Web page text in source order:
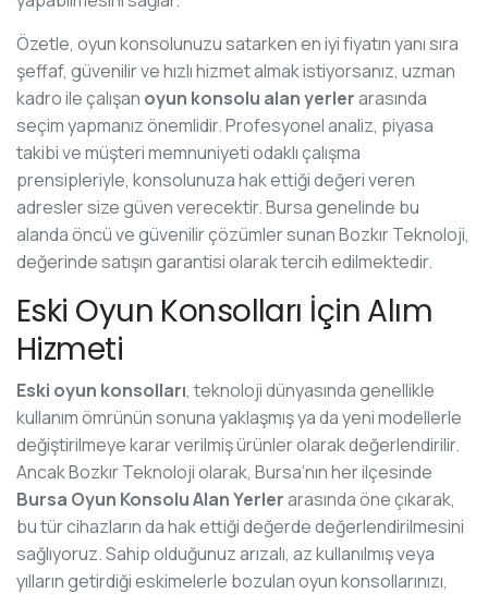
Özetle, oyun konsolunuzu satarken en iyi fiyatın yanı sıra
şeffaf, güvenilir ve hızlı hizmet almak istiyorsanız, uzman
kadro ile çalışan oyun konsolu alan yerlerarasında
seçim yapmanız önemlidir. Profesyonel analiz, piyasa
takibi ve müşteri memnuniyeti odaklı çalışma
prensipleriyle, konsolunuza hak ettiği değeri veren
adresler size güven verecektir. Bursa genelinde bu
alanda öncü ve güvenilir çözümler sunan Bozkır Teknoloji,
değerinde satışın garantisi olarak tercih edilmektedir.
Eski Oyun Konsolları İçin Alım
Hizmeti
Eski oyun konsolları, teknoloji dünyasında genellikle
kullanım ömrünün sonuna yaklaşmış ya da yeni modellerle
değiştirilmeye karar verilmiş ürünler olarak değerlendirilir.
Ancak Bozkır Teknoloji olarak, Bursa’nın her ilçesinde
Bursa Oyun Konsolu Alan Yerlerarasında öne çıkarak,
bu tür cihazların da hak ettiği değerde değerlendirilmesini
sağlıyoruz. Sahip olduğunuz arızalı, az kullanılmış veya
yılların getirdiği eskimelerle bozulan oyun konsollarınızı,